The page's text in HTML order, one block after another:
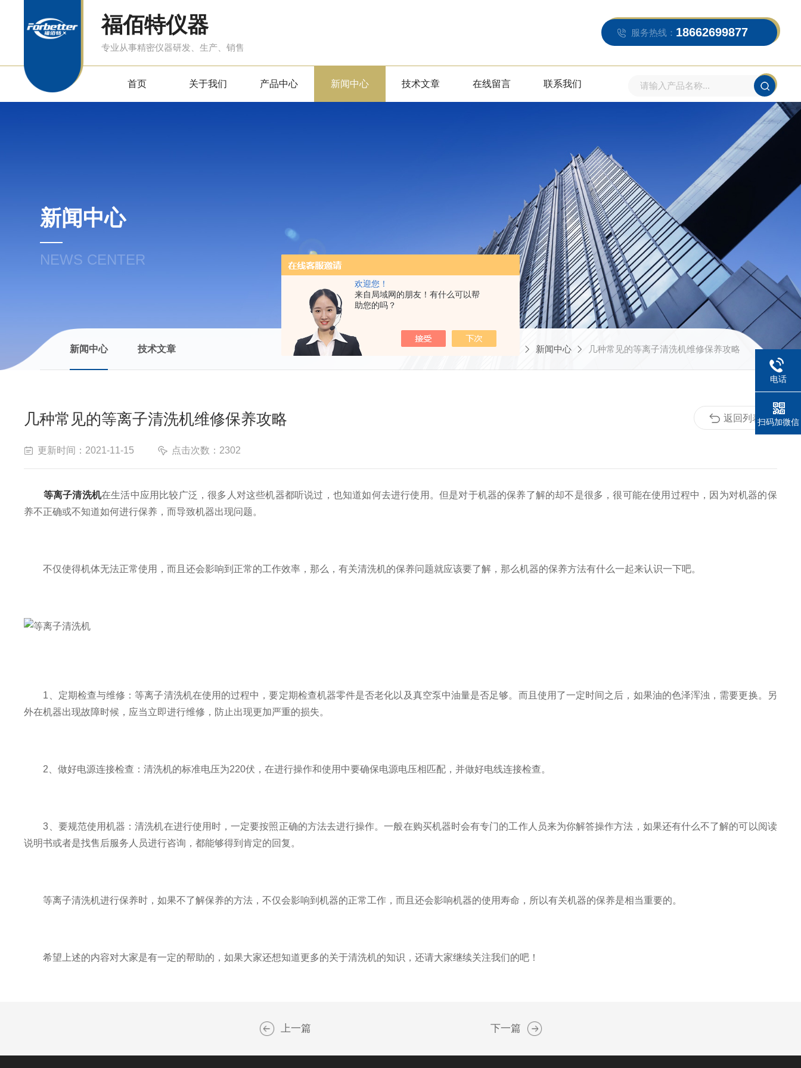
欢迎您！
来自局域网的朋友！有什么可以帮
助您的吗？
福佰特仪器
专业从事精密仪器研发、生产、销售
服务热线： 18662699877
首页 关于我们 产品中心 新闻中心 技术文章 在线留言 联系我们
新闻中心
NEWS CENTER
新闻中心 技术文章 当前位置： 新闻中心 几种常见的等离子清洗机维修保养攻略
几种常见的等离子清洗机维修保养攻略
更新时间：2021-11-15 点击次数：2302
等离子清洗机在生活中应用比较广泛，很多人对这些机器都听说过，也知道如何去进行使用。但是对于机器的保养了解的却不是很多，很可能在使用过程中，因为对机器的保
养不正确或不知道如何进行保养，而导致机器出现问题。
不仅使得机体无法正常使用，而且还会影响到正常的工作效率，那么，有关清洗机的保养问题就应该要了解，那么机器的保养方法有什么一起来认识一下吧。
1、定期检查与维修：等离子清洗机在使用的过程中，要定期检查机器零件是否老化以及真空泵中油量是否足够。而且使用了一定时间之后，如果油的色泽浑浊，需要更换。另
外在机器出现故障时候，应当立即进行维修，防止出现更加严重的损失。
2、做好电源连接检查：清洗机的标准电压为220伏，在进行操作和使用中要确保电源电压相匹配，并做好电线连接检查。
3、要规范使用机器：清洗机在进行使用时，一定要按照正确的方法去进行操作。一般在购买机器时会有专门的工作人员来为你解答操作方法，如果还有什么不了解的可以阅读
说明书或者是找售后服务人员进行咨询，都能够得到肯定的回复。
等离子清洗机进行保养时，如果不了解保养的方法，不仅会影响到机器的正常工作，而且还会影响机器的使用寿命，所以有关机器的保养是相当重要的。
希望上述的内容对大家是有一定的帮助的，如果大家还想知道更多的关于清洗机的知识，还请大家继续关注我们的吧！
返回列表
上一篇 下一篇
电话
扫码加微信